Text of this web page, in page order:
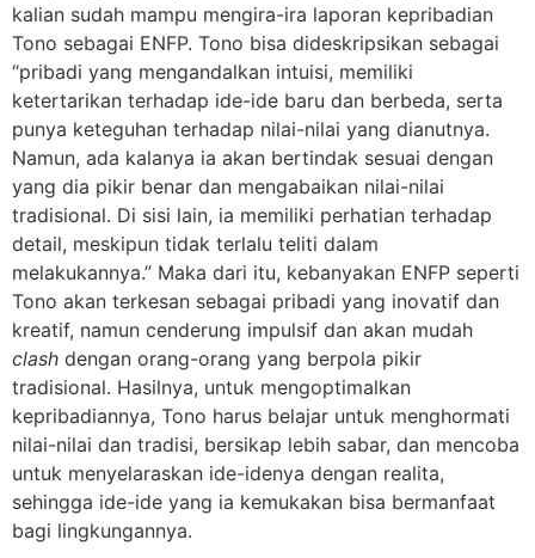
kalian sudah mampu mengira-ira laporan kepribadian
Tono sebagai ENFP. Tono bisa dideskripsikan sebagai
“pribadi yang mengandalkan intuisi, memiliki
ketertarikan terhadap ide-ide baru dan berbeda, serta
punya keteguhan terhadap nilai-nilai yang dianutnya.
Namun, ada kalanya ia akan bertindak sesuai dengan
yang dia pikir benar dan mengabaikan nilai-nilai
tradisional. Di sisi lain, ia memiliki perhatian terhadap
detail, meskipun tidak terlalu teliti dalam
melakukannya.” Maka dari itu, kebanyakan ENFP seperti
Tono akan terkesan sebagai pribadi yang inovatif dan
kreatif, namun cenderung impulsif dan akan mudah
clash dengan orang-orang yang berpola pikir
tradisional. Hasilnya, untuk mengoptimalkan
kepribadiannya, Tono harus belajar untuk menghormati
nilai-nilai dan tradisi, bersikap lebih sabar, dan mencoba
untuk menyelaraskan ide-idenya dengan realita,
sehingga ide-ide yang ia kemukakan bisa bermanfaat
bagi lingkungannya.